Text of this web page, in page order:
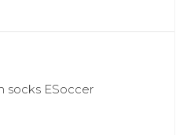
socks ESoccer